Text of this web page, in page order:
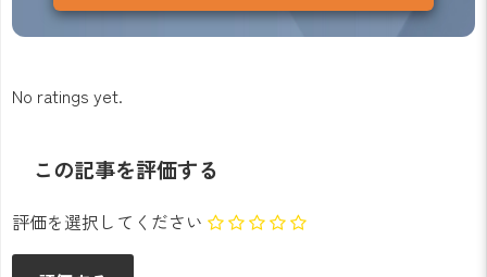
No ratings yet.
この記事を評価する
評価を選択してください